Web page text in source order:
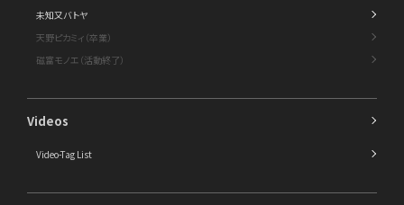
未知又バトヤ
天野ピカミィ（卒業）
磁富モノエ（活動終了）
Videos
Video-Tag List